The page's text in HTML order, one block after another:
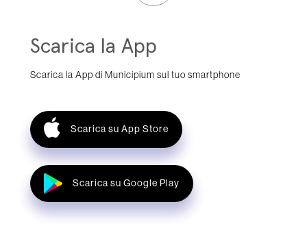
Scarica la App
Scarica la App di Municipium sul tuo smartphone
Scarica su App Store
Scarica su Google Play